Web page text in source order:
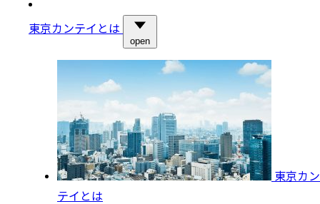
東京カンテイとは
open
東京カン
テイとは